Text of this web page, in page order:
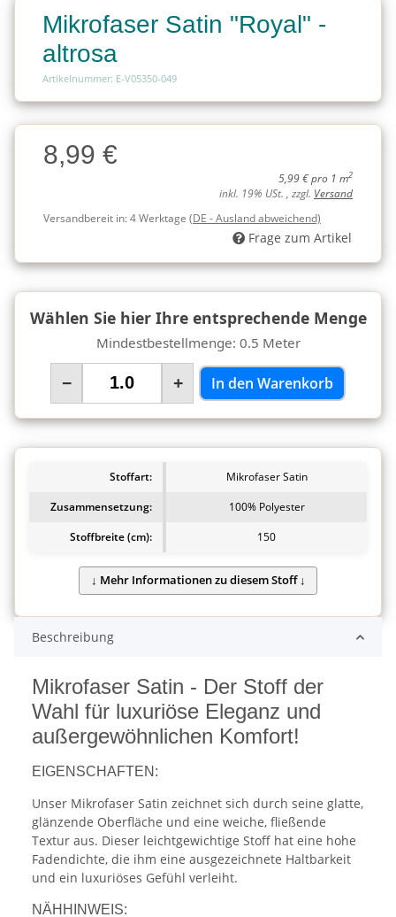
Mikrofaser Satin "Royal" -
altrosa
Artikelnummer: E-V05350-049
Charge
Charge8,99 €
5,99 € pro 1 m2
inkl. 19% USt. , zzgl. Versand
Versandbereit in:4 Werktage (DE - Ausland abweichend)
Frage zum Artikel
Wählen Sie hier Ihre entsprechende Menge
Mindestbestellmenge: 0.5 Meter
− + In den Warenkorb
Stoffart:
Mikrofaser Satin
Zusammensetzung:
100% Polyester
Stoffbreite (cm):
150
Beschreibung
Mikrofaser Satin - Der Stoff der
Wahl für luxuriöse Eleganz und
außergewöhnlichen Komfort!
EIGENSCHAFTEN:
Unser Mikrofaser Satin zeichnet sich durch seine glatte,
glänzende Oberfläche und eine weiche, fließende
Textur aus. Dieser leichtgewichtige Stoff hat eine hohe
Fadendichte, die ihm eine ausgezeichnete Haltbarkeit
und ein luxuriöses Gefühl verleiht.
NÄHHINWEIS: